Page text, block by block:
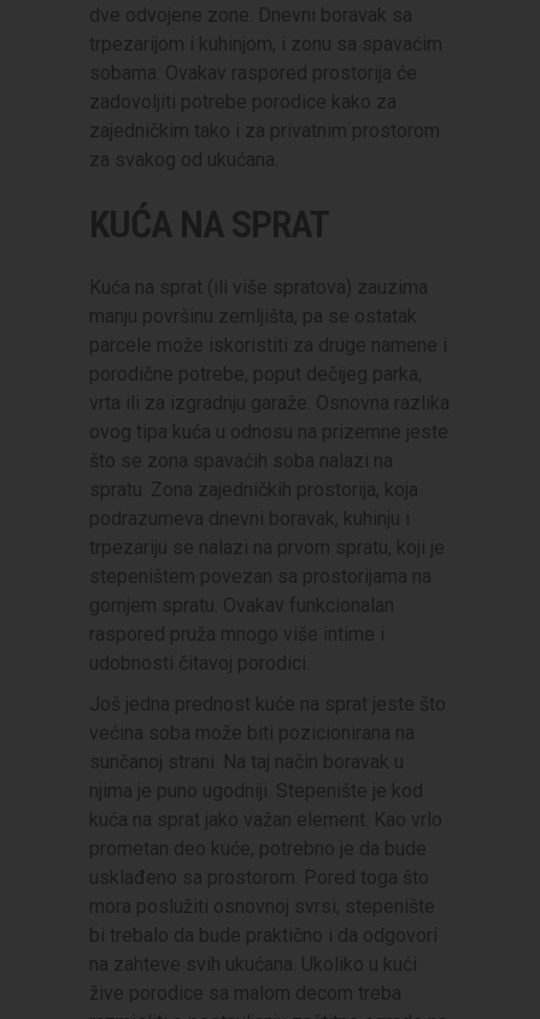
dve odvojene zone. Dnevni boravak sa
trpezarijom i kuhinjom, i zonu sa spavaćim
sobama. Ovakav raspored prostorija će
zadovoljiti potrebe porodice kako za
zajedničkim tako i za privatnim prostorom
za svakog od ukućana.
KUĆA NA SPRAT
Kuća na sprat (ili više spratova) zauzima
manju površinu zemljišta, pa se ostatak
parcele može iskoristiti za druge namene i
porodične potrebe, poput dečijeg parka,
vrta ili za izgradnju garaže. Osnovna razlika
ovog tipa kuća u odnosu na prizemne jeste
što se zona spavaćih soba nalazi na
spratu. Zona zajedničkih prostorija, koja
podrazumeva dnevni boravak, kuhinju i
trpezariju se nalazi na prvom spratu, koji je
stepeništem povezan sa prostorijama na
gornjem spratu. Ovakav funkcionalan
raspored pruža mnogo više intime i
udobnosti čitavoj porodici.
Još jedna prednost kuće na sprat jeste što
većina soba može biti pozicionirana na
sunčanoj strani. Na taj način boravak u
njima je puno ugodniji. Stepenište je kod
kuća na sprat jako važan element. Kao vrlo
prometan deo kuće, potrebno je da bude
usklađeno sa prostorom. Pored toga što
mora poslužiti osnovnoj svrsi, stepenište
bi trebalo da bude praktično i da odgovori
na zahteve svih ukućana. Ukoliko u kući
žive porodice sa malom decom treba